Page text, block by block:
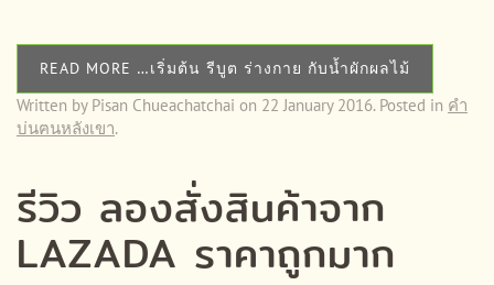
READ MORE …เริ่มต้น รีบูต ร่างกาย กับน้ำผักผลไม้
Written by Pisan Chueachatchai on 22 January 2016. Posted in คำ
บ่นฅนหลังเขา.
รีวิว ลองสั่งสินค้าจาก
LAZADA ราคาถูกมาก